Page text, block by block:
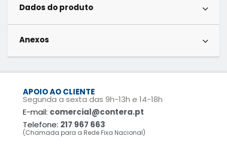
Dados do produto
Anexos
APOIO AO CLIENTE
Segunda a sexta das 9h-13h e 14-18h
E-mail: comercial@contera.pt
Telefone: 217 967 663
(Chamada para a Rede Fixa Nacional)